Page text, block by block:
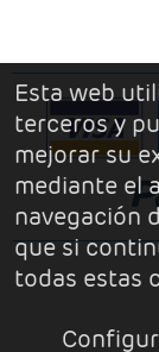
Esta web
terceros y
mejorar su
mediante el
navegación
que si
todas estas